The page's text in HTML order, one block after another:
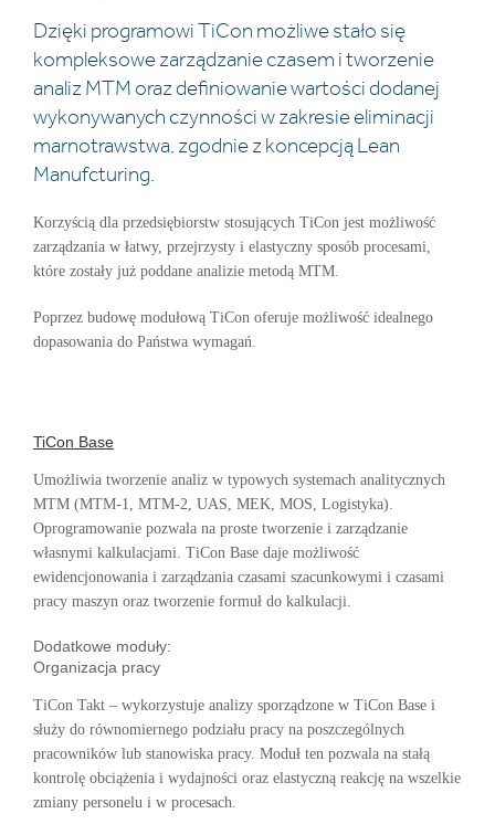
Dzięki programowi TiCon możliwe stało się
kompleksowe zarządzanie czasem i tworzenie
analiz MTM oraz definiowanie wartości dodanej
wykonywanych czynności w zakresie eliminacji
marnotrawstwa, zgodnie z koncepcją Lean
Manufcturing.
Korzyścią dla przedsiębiorstw stosujących TiCon jest możliwość
zarządzania w łatwy, przejrzysty i elastyczny sposób procesami,
które zostały już poddane analizie metodą MTM.
Poprzez budowę modułową TiCon oferuje możliwość idealnego
dopasowania do Państwa wymagań.
TiCon Base
Umożliwia tworzenie analiz w typowych systemach analitycznych
MTM (MTM-1, MTM-2, UAS, MEK, MOS, Logistyka).
Oprogramowanie pozwala na proste tworzenie i zarządzanie
własnymi kalkulacjami. TiCon Base daje możliwość
ewidencjonowania i zarządzania czasami szacunkowymi i czasami
pracy maszyn oraz tworzenie formuł do kalkulacji.
Dodatkowe moduły:
Organizacja pracy
TiCon Takt – wykorzystuje analizy sporządzone w TiCon Base i
służy do równomiernego podziału pracy na poszczególnych
pracowników lub stanowiska pracy. Moduł ten pozwala na stałą
kontrolę obciążenia i wydajności oraz elastyczną reakcję na wszelkie
zmiany personelu i w procesach.